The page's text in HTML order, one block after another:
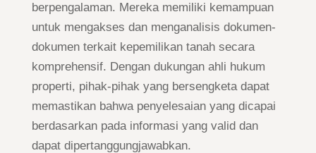
berpengalaman. Mereka memiliki kemampuan
untuk mengakses dan menganalisis dokumen-
dokumen terkait kepemilikan tanah secara
komprehensif. Dengan dukungan ahli hukum
properti, pihak-pihak yang bersengketa dapat
memastikan bahwa penyelesaian yang dicapai
berdasarkan pada informasi yang valid dan
dapat dipertanggungjawabkan.